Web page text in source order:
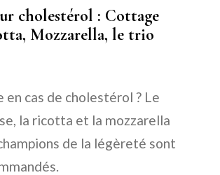
cholestérol : Cottage
Mozzarella, le trio
en cas de cholestérol ? Le
la ricotta et la mozzarella
de la légèreté sont